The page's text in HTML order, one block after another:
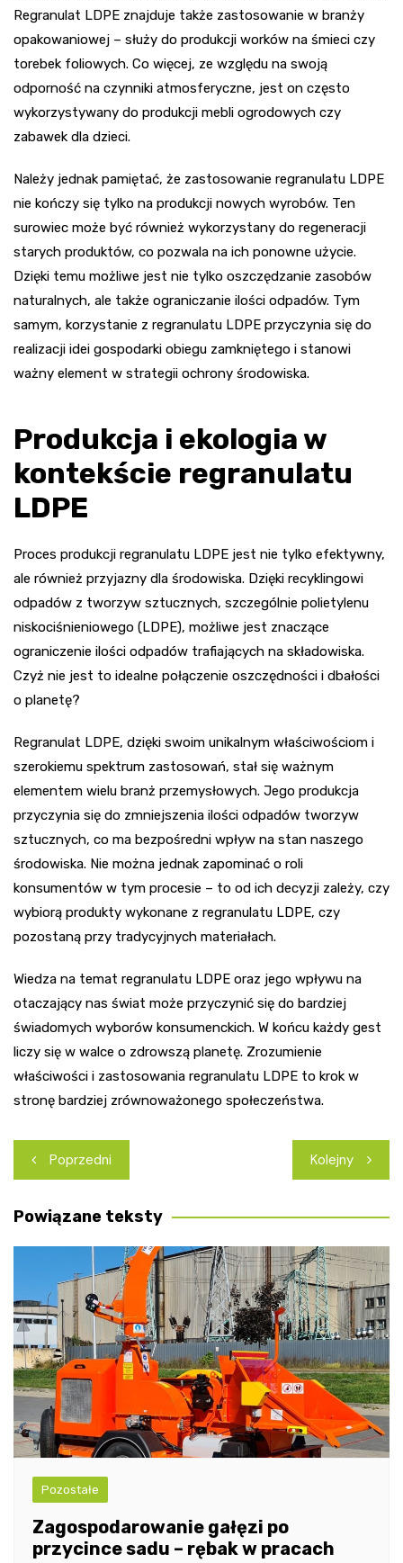
Regranulat LDPE znajduje także zastosowanie w branży
opakowaniowej – służy do produkcji worków na śmieci czy
torebek foliowych. Co więcej, ze względu na swoją
odporność na czynniki atmosferyczne, jest on często
wykorzystywany do produkcji mebli ogrodowych czy
zabawek dla dzieci.
Należy jednak pamiętać, że zastosowanie regranulatu LDPE
nie kończy się tylko na produkcji nowych wyrobów. Ten
surowiec może być również wykorzystany do regeneracji
starych produktów, co pozwala na ich ponowne użycie.
Dzięki temu możliwe jest nie tylko oszczędzanie zasobów
naturalnych, ale także ograniczanie ilości odpadów. Tym
samym, korzystanie z regranulatu LDPE przyczynia się do
realizacji idei gospodarki obiegu zamkniętego i stanowi
ważny element w strategii ochrony środowiska.
Produkcja i ekologia w
kontekście regranulatu
LDPE
Proces produkcji regranulatu LDPE jest nie tylko efektywny,
ale również przyjazny dla środowiska. Dzięki recyklingowi
odpadów z tworzyw sztucznych, szczególnie polietylenu
niskociśnieniowego (LDPE), możliwe jest znaczące
ograniczenie ilości odpadów trafiających na składowiska.
Czyż nie jest to idealne połączenie oszczędności i dbałości
o planetę?
Regranulat LDPE, dzięki swoim unikalnym właściwościom i
szerokiemu spektrum zastosowań, stał się ważnym
elementem wielu branż przemysłowych. Jego produkcja
przyczynia się do zmniejszenia ilości odpadów tworzyw
sztucznych, co ma bezpośredni wpływ na stan naszego
środowiska. Nie można jednak zapominać o roli
konsumentów w tym procesie – to od ich decyzji zależy, czy
wybiorą produkty wykonane z regranulatu LDPE, czy
pozostaną przy tradycyjnych materiałach.
Wiedza na temat regranulatu LDPE oraz jego wpływu na
otaczający nas świat może przyczynić się do bardziej
świadomych wyborów konsumenckich. W końcu każdy gest
liczy się w walce o zdrowszą planetę. Zrozumienie
właściwości i zastosowania regranulatu LDPE to krok w
stronę bardziej zrównoważonego społeczeństwa.
Nawigacja
wpisu
Poprzedni Kolejny
Powiązane teksty
Pozostałe
Zagospodarowanie gałęzi po
przycince sadu – rębak w pracach